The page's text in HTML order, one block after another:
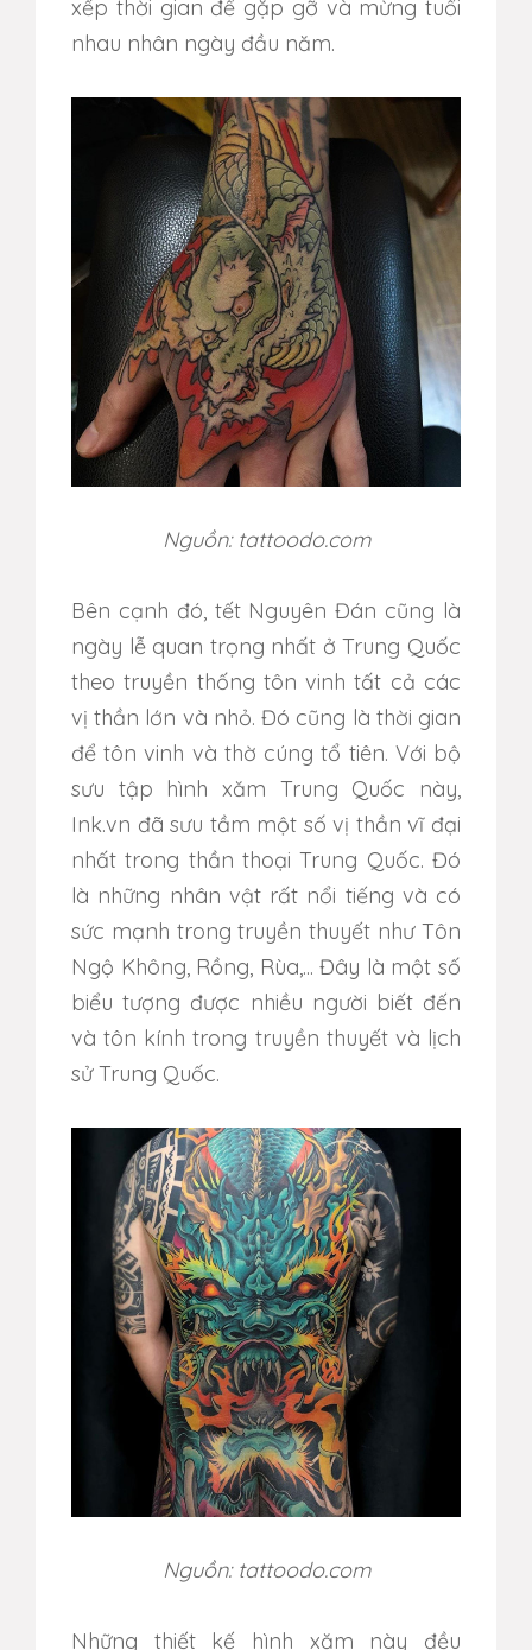
xếp thời gian để gặp gỡ và mừng tuổi
nhau nhân ngày đầu năm.
Nguồn: tattoodo.com
Bên cạnh đó, tết Nguyên Đán cũng là
ngày lễ quan trọng nhất ở Trung Quốc
theo truyền thống tôn vinh tất cả các
vị thần lớn và nhỏ. Đó cũng là thời gian
để tôn vinh và thờ cúng tổ tiên. Với bộ
sưu tập hình xăm Trung Quốc này,
Ink.vn đã sưu tầm một số vị thần vĩ đại
nhất trong thần thoại Trung Quốc. Đó
là những nhân vật rất nổi tiếng và có
sức mạnh trong truyền thuyết như Tôn
Ngộ Không, Rồng, Rùa,... Đây là một số
biểu tượng được nhiều người biết đến
và tôn kính trong truyền thuyết và lịch
sử Trung Quốc.
Nguồn: tattoodo.com
Những thiết kế hình xăm này đều